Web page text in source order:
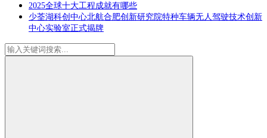
2025全球十大工程成就有哪些
少荃湖科创中心北航合肥创新研究院特种车辆无人驾驶技术创新
中心实验室正式揭牌